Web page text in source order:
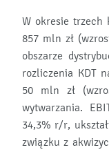
W okresie trzech
857 mln zł
obszarze
rozliczenia KDT
50 mln zł
wytwarzania.
34,3% r/r,
związku z